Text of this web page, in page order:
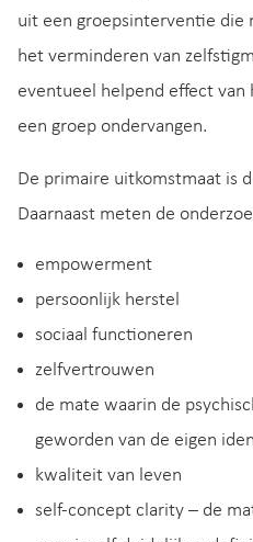
uit een groepsinterventie die
het verminderen van
eventueel helpend effect van
een groep ondervangen.
De primaire uitkomstmaat is
Daarnaast meten de
empowerment
persoonlijk herstel
sociaal functioneren
zelfvertrouwen
de mate waarin de
geworden van de eigen
kwaliteit van leven
self-concept clarity – de